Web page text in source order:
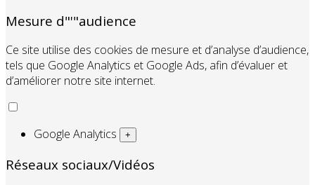
Mesure d"'"audience
Ce site utilise des cookies de mesure et d’analyse d’audience,
tels que Google Analytics et Google Ads, afin d’évaluer et
d’améliorer notre site internet.
Google Analytics +
Réseaux sociaux/Vidéos